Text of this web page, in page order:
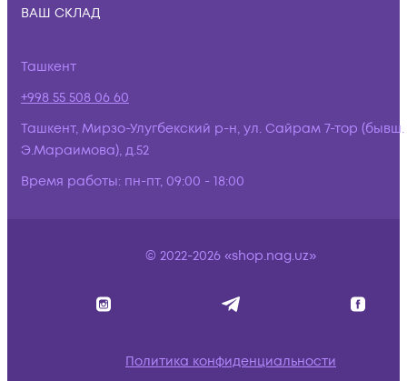
ВАШ СКЛАД
Ташкент
+998 55 508 06 60
Ташкент, Мирзо-Улугбекский р-н, ул. Сайрам 7-тор (бывш.
Э.Мараимова), д.52
Время работы: пн-пт, 09:00 - 18:00
© 2022-2026 «shop.nag.uz»
Политика конфиденциальности